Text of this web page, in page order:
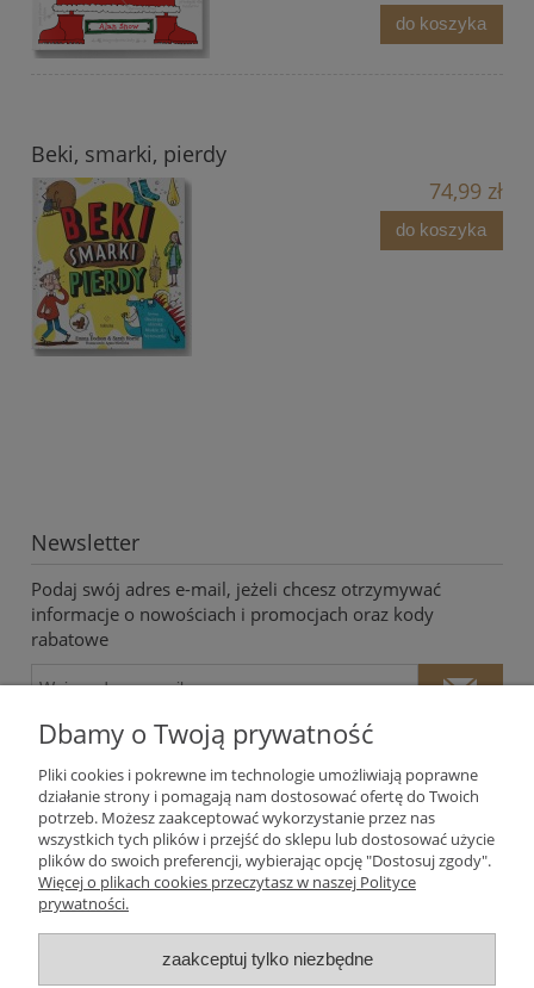
do koszyka
Beki, smarki, pierdy
74,99 zł
do koszyka
Newsletter
Podaj swój adres e-mail, jeżeli chcesz otrzymywać
informacje o nowościach i promocjach oraz kody
rabatowe
Twoje dane będą przetwarzane zgodnie z nasząpolityką
prywatności
Moje konto
Dbamy o Twoją prywatność
Pliki cookies i pokrewne im technologie umożliwiają poprawne
działanie strony i pomagają nam dostosować ofertę do Twoich
potrzeb. Możesz zaakceptować wykorzystanie przez nas
wszystkich tych plików i przejść do sklepu lub dostosować użycie
plików do swoich preferencji, wybierając opcję "Dostosuj zgody".
Więcej o plikach cookies przeczytasz w naszej Polityce
prywatności.
zaakceptuj tylko niezbędne